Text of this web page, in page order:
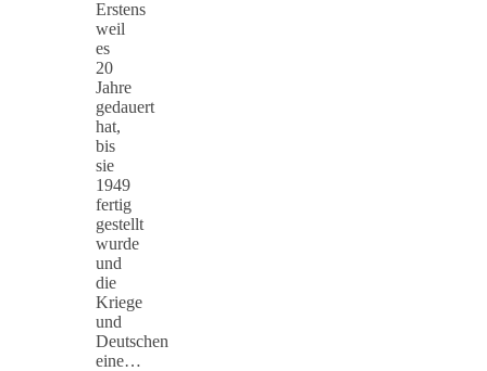
Erstens
weil
es
20
Jahre
gedauert
hat,
bis
sie
1949
fertig
gestellt
wurde
und
die
Kriege
und
Deutschen
eine…